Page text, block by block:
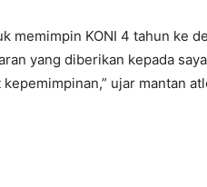
memimpin KONI 4 tahun ke
yang diberikan kepada
ujar mantan